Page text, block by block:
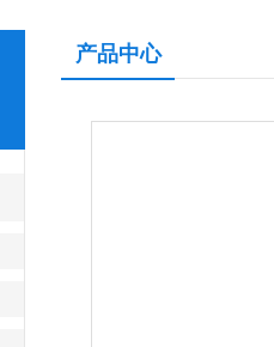
产品中心